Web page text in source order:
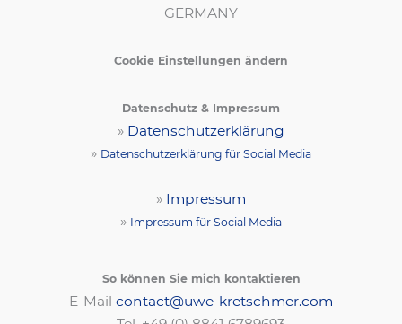
GERMANY
Cookie Einstellungen ändern
Datenschutz & Impressum
» Datenschutzerklärung
» Datenschutzerklärung für Social Media
» Impressum
» Impressum für Social Media
So können Sie mich kontaktieren
E-Mail contact@uwe-kretschmer.com